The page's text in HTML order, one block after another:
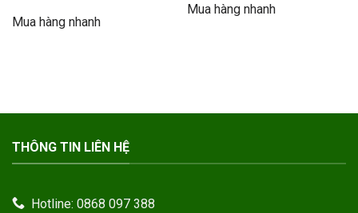
Mua hàng nhanh
1.050.000VND.
Mua hàng nhanh
THÔNG TIN LIÊN HỆ
Hotline: 0868 097 388